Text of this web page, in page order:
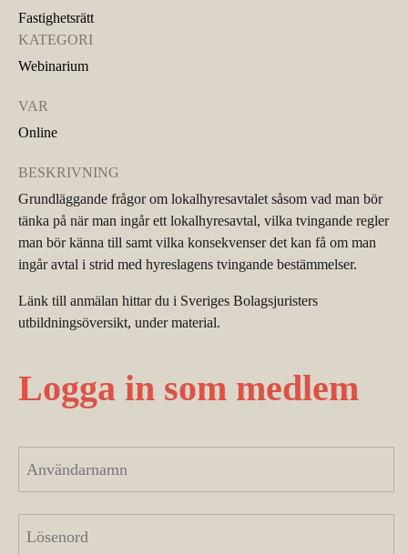
Fastighetsrätt
KATEGORI
Webinarium
VAR
Online
BESKRIVNING
Grundläggande frågor om lokalhyresavtalet såsom vad man bör
tänka på när man ingår ett lokalhyresavtal, vilka tvingande regler
man bör känna till samt vilka konsekvenser det kan få om man
ingår avtal i strid med hyreslagens tvingande bestämmelser.
Länk till anmälan hittar du i Sveriges Bolagsjuristers
utbildningsöversikt, under material.
Logga in som medlem